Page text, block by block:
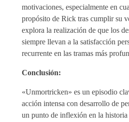
motivaciones, especialmente en
propósito de Rick tras cumplir su
explora la realización de que los
siempre llevan a la satisfacción
recurrente en las tramas más
Conclusión:
«Unmortricken» es un episodio
acción intensa con desarrollo de
un punto de inflexión en la